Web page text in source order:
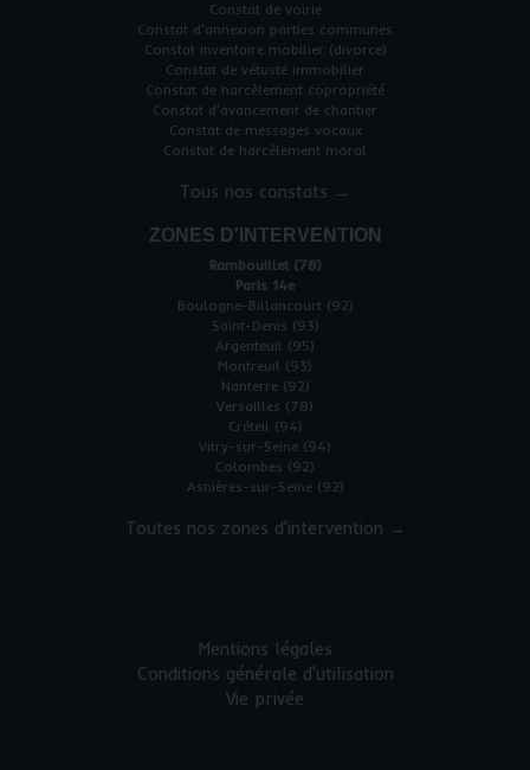
Constat de voirie
Constat d'annexion parties communes
Constat inventaire mobilier (divorce)
Constat de vétusté immobilier
Constat de harcèlement copropriété
Constat d'avancement de chantier
Constat de messages vocaux
Constat de harcèlement moral
Tous nos constats →
ZONES D'INTERVENTION
Rambouillet (78)
Paris 14e
Boulogne-Billancourt (92)
Saint-Denis (93)
Argenteuil (95)
Montreuil (93)
Nanterre (92)
Versailles (78)
Créteil (94)
Vitry-sur-Seine (94)
Colombes (92)
Asnières-sur-Seine (92)
Toutes nos zones d'intervention →
Mentions légales
Conditions générale d'utilisation
Vie privée